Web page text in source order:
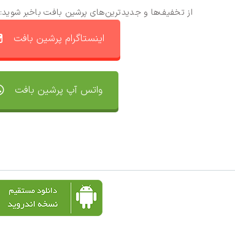
از تخفیف‌ها و جدیدترین‌های پرشین بافت باخبر شوید:
اینستاگرام پرشین بافت
واتس آپ پرشین بافت